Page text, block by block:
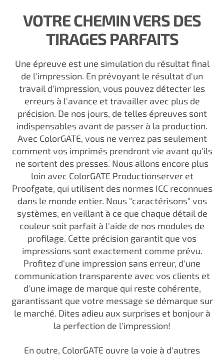
VOTRE CHEMIN VERS DES
TIRAGES PARFAITS
Une épreuve est une simulation du résultat final
de l'impression. En prévoyant le résultat d'un
travail d'impression, vous pouvez détecter les
erreurs à l'avance et travailler avec plus de
précision. De nos jours, de telles épreuves sont
indispensables avant de passer à la production.
Avec ColorGATE, vous ne verrez pas seulement
comment vos imprimés prendront vie avant qu'ils
ne sortent des presses. Nous allons encore plus
loin avec ColorGATE Productionserver et
Proofgate, qui utilisent des normes ICC reconnues
dans le monde entier. Nous "caractérisons" vos
systèmes, en veillant à ce que chaque détail de
couleur soit parfait à l'aide de nos modules de
profilage. Cette précision garantit que vos
impressions sont exactement comme prévu.
Profitez d'une impression sans erreur, d'une
communication transparente avec vos clients et
d'une image de marque qui reste cohérente,
garantissant que votre message se démarque sur
le marché. Dites adieu aux surprises et bonjour à
la perfection de l'impression!
En outre, ColorGATE ouvre la voie à d'autres